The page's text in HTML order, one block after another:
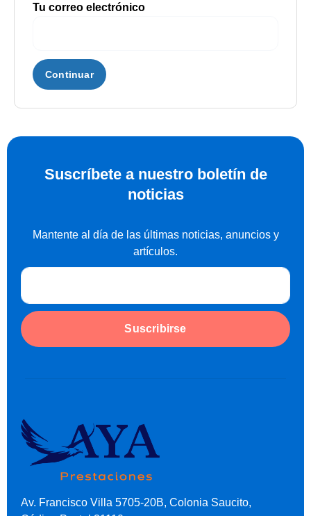
Tu correo electrónico
Continuar
Suscríbete a nuestro boletín de
noticias
Mantente al día de las últimas noticias, anuncios y
artículos.
Suscribirse
Av. Francisco Villa 5705-20B, Colonia Saucito,